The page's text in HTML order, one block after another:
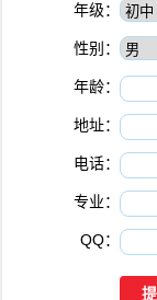
年级：
性别：
年龄：
地址：
电话：
专业：
QQ：